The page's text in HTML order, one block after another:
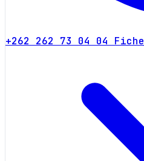
+262 262 73 04 04 Fiche